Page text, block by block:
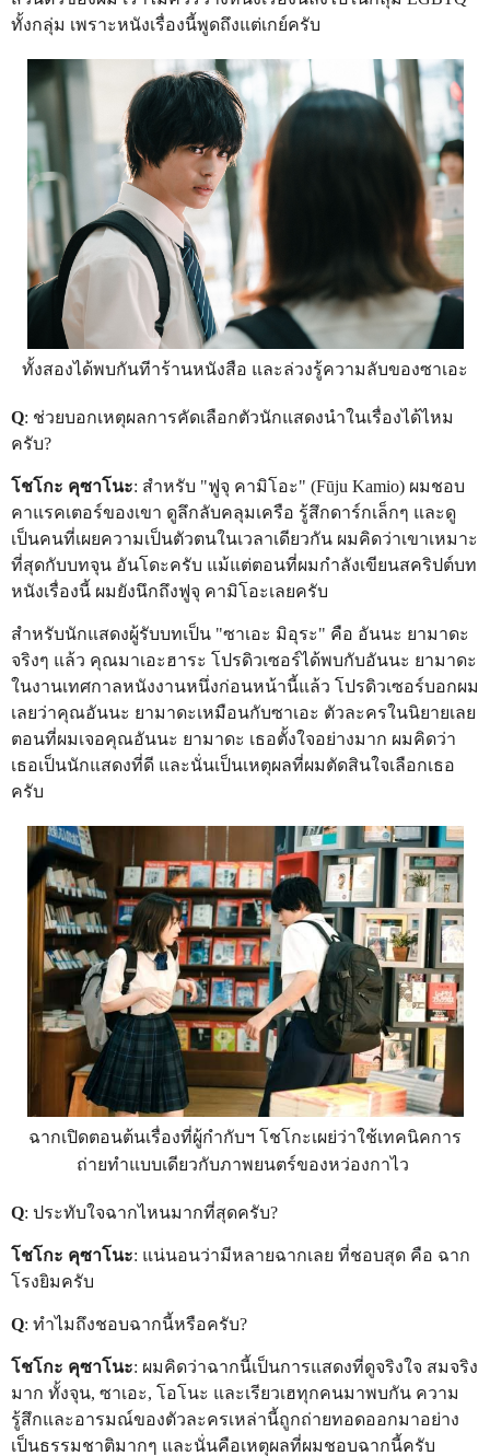
ทั้งกลุ่ม เพราะหนังเรื่องนี้พูดถึงแต่เกย์ครับ
ทั้งสองได้พบกันทีาร้านหนังสือ และล่วงรู้ความลับของซาเอะ
Q: ช่วยบอกเหตุผลการคัดเลือกตัวนักแสดงนำในเรื่องได้ไหม
ครับ?
โชโกะ คุซาโนะ: สำหรับ "ฟูจุ คามิโอะ" (Fūju Kamio) ผมชอบ
คาแรคเตอร์ของเขา ดูลึกลับคลุมเครือ รู้สึกดาร์กเล็กๆ และดู
เป็นคนที่เผยความเป็นตัวตนในเวลาเดียวกัน ผมคิดว่าเขาเหมาะ
ที่สุดกับบทจุน อันโดะครับ แม้แต่ตอนที่ผมกำลังเขียนสคริปต์บท
หนังเรื่องนี้ ผมยังนึกถึงฟูจุ คามิโอะเลยครับ
สำหรับนักแสดงผู้รับบทเป็น "ซาเอะ มิอุระ" คือ อันนะ ยามาดะ
จริงๆ แล้ว คุณมาเอะฮาระ โปรดิวเซอร์ได้พบกับอันนะ ยามาดะ
ในงานเทศกาลหนังงานหนึ่งก่อนหน้านี้แล้ว โปรดิวเซอร์บอกผม
เลยว่าคุณอันนะ ยามาดะเหมือนกับซาเอะ ตัวละครในนิยายเลย
ตอนที่ผมเจอคุณอันนะ ยามาดะ เธอตั้งใจอย่างมาก ผมคิดว่า
เธอเป็นนักแสดงที่ดี และนั่นเป็นเหตุผลที่ผมตัดสินใจเลือกเธอ
ครับ
ฉากเปิดตอนต้นเรื่องที่ผู้กำกับฯ โชโกะเผย่ว่าใช้เทคนิคการ
ถ่ายทำแบบเดียวกับภาพยนตร์ของหว่องกาไว
Q: ประทับใจฉากไหนมากที่สุดครับ?
โชโกะ คุซาโนะ: แน่นอนว่ามีหลายฉากเลย ที่ชอบสุด คือ ฉาก
โรงยิมครับ
Q: ทำไมถึงชอบฉากนี้หรือครับ?
โชโกะ คุซาโนะ: ผมคิดว่าฉากนี้เป็นการแสดงที่ดูจริงใจ สมจริง
มาก ทั้งจุน, ซาเอะ, โอโนะ และเรียวเฮทุกคนมาพบกัน ความ
รู้สึกและอารมณ์ของตัวละครเหล่านี้ถูกถ่ายทอดออกมาอย่าง
เป็นธรรมชาติมากๆ และนั่นคือเหตุผลที่ผมชอบฉากนี้ครับ